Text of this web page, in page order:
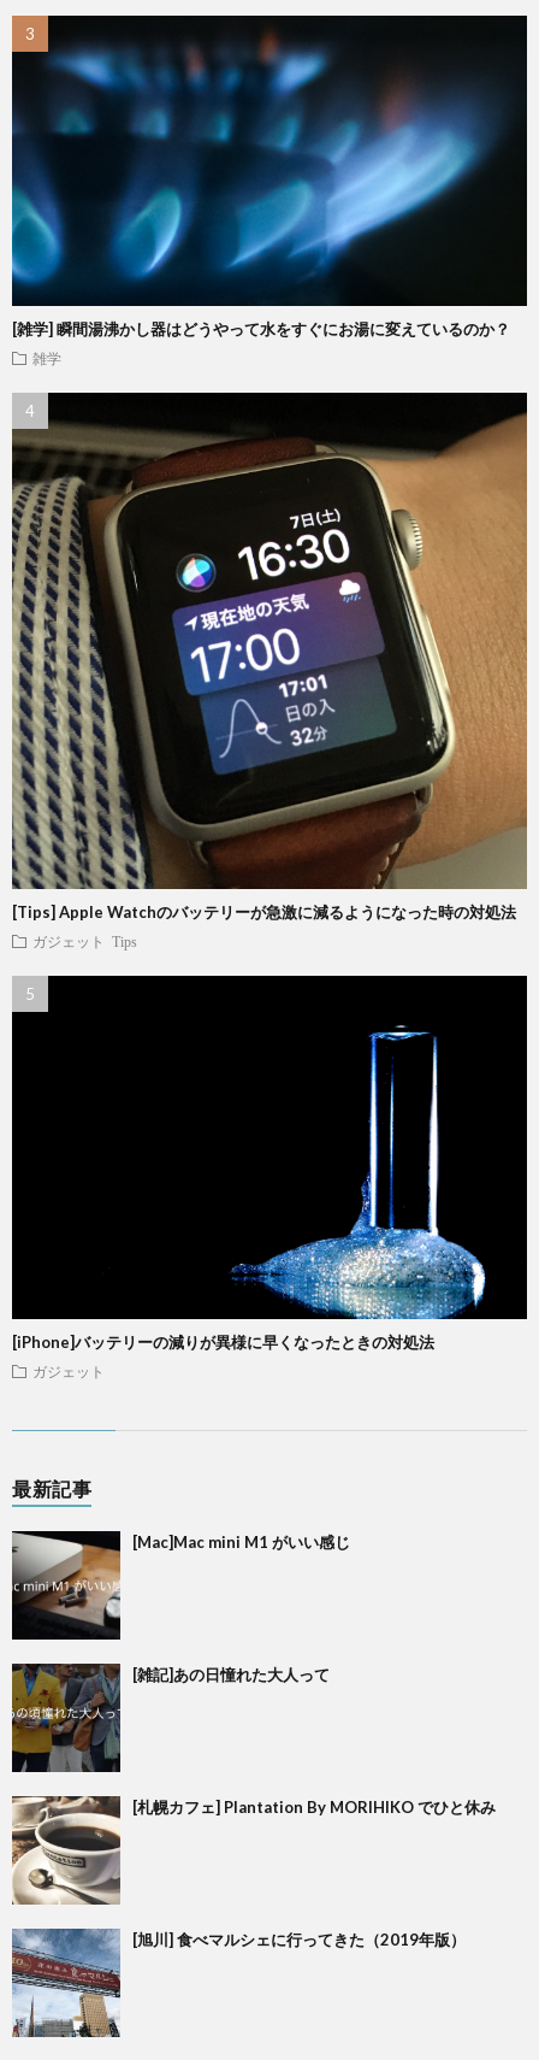
[雑学] 瞬間湯沸かし器はどうやって水をすぐにお湯に変えているのか？
雑学
[Tips] Apple Watchのバッテリーが急激に減るようになった時の対処法
ガジェット Tips
[iPhone]バッテリーの減りが異様に早くなったときの対処法
ガジェット
最新記事
[Mac]Mac mini M1 がいい感じ
[雑記]あの日憧れた大人って
[札幌カフェ] Plantation By MORIHIKO でひと休み
[旭川] 食べマルシェに行ってきた（2019年版）